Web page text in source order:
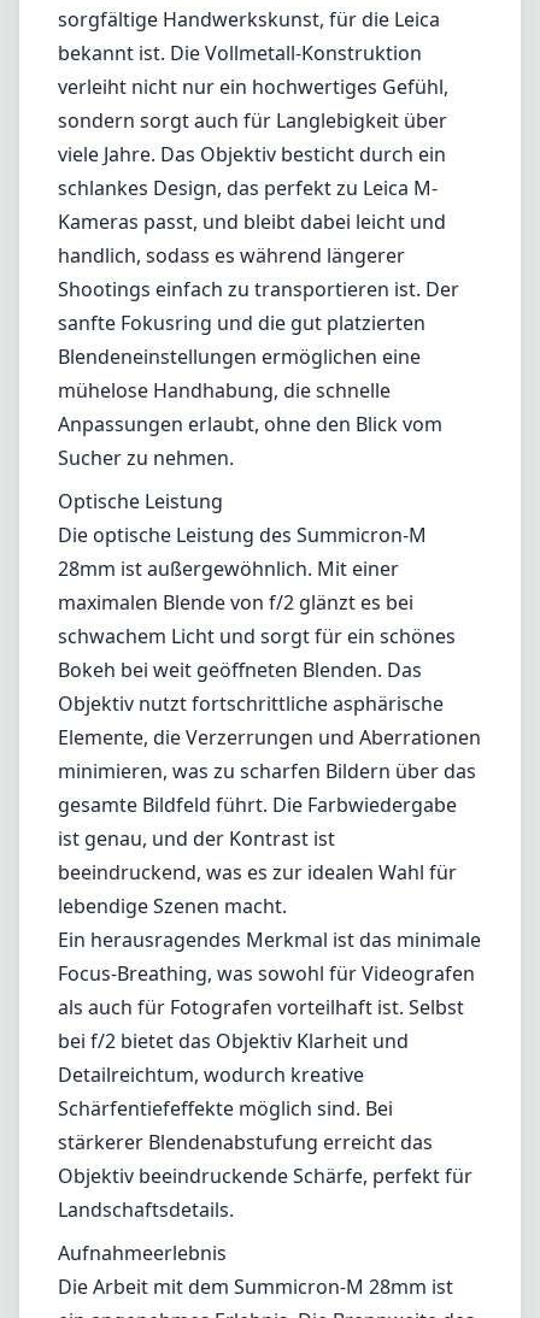
sanfte Fokusring und die gut platzierten
Blendeneinstellungen ermöglichen eine
mühelose Handhabung, die schnelle
Anpassungen erlaubt, ohne den Blick vom
Sucher zu nehmen.
Optische Leistung
Die optische Leistung des Summicron-M
28mm ist außergewöhnlich. Mit einer
maximalen Blende von f/2 glänzt es bei
schwachem Licht und sorgt für ein schönes
Bokeh bei weit geöffneten Blenden. Das
Objektiv nutzt fortschrittliche asphärische
Elemente, die Verzerrungen und Aberrationen
minimieren, was zu scharfen Bildern über das
gesamte Bildfeld führt. Die Farbwiedergabe
ist genau, und der Kontrast ist
beeindruckend, was es zur idealen Wahl für
lebendige Szenen macht.
Ein herausragendes Merkmal ist das minimale
Focus-Breathing, was sowohl für Videografen
als auch für Fotografen vorteilhaft ist. Selbst
bei f/2 bietet das Objektiv Klarheit und
Detailreichtum, wodurch kreative
Schärfentiefeffekte möglich sind. Bei
stärkerer Blendenabstufung erreicht das
Objektiv beeindruckende Schärfe, perfekt für
Landschaftsdetails.
Aufnahmeerlebnis
Die Arbeit mit dem Summicron-M 28mm ist
ein angenehmes Erlebnis. Die Brennweite des
Objektivs bietet eine ideale Perspektive, die
für eine Vielzahl von Motiven natürlich wirkt,
und es ist ein zuverlässiger Begleiter für
spontane Straßenaufnahmen oder
komponierte Landschaften. Die kompakte
Größe ermöglicht einen einfachen Transport,
ohne das Kamerasetup unnötig zu belasten.
Allerdings neigt das Objektiv bei weit